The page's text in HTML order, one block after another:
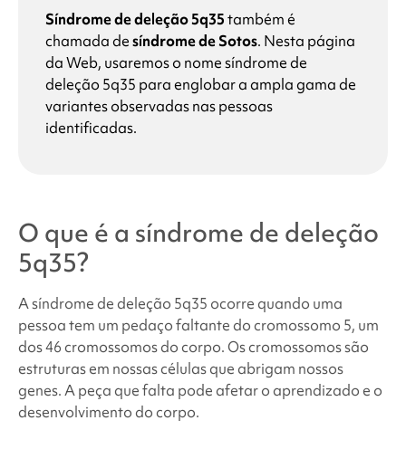
Função-chave
Sintomas
O que causa a síndrome de
Quais são as chances de outros membros da
família ou futuros filhos terem a síndrome de
deleção 5q35
Quantas pessoas têm a síndrome dedeleção
5q35?
As pessoas que têm a síndrome de
Síndrome de deleção 5q35também é
chamada desíndrome de Sotos. Nesta página
da Web, usaremos o nomesíndrome de
deleção 5q35 para englobar a ampla gama de
variantes observadas nas pessoas
identificadas.
O que é a síndrome de deleção
5q35?
A síndrome de deleção 5q35 ocorre quando uma
pessoa tem um pedaço faltante do cromossomo 5, um
dos 46 cromossomos do corpo. Os cromossomos são
estruturas em nossas células que abrigam nossos
genes. A peça que falta pode afetar o aprendizado e o
desenvolvimento do corpo.